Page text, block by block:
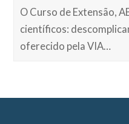
O Curso de Extensão,
científicos:
oferecido pela VIA…